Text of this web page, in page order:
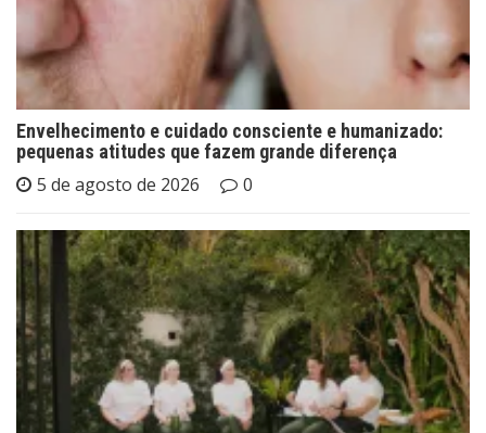
Envelhecimento e cuidado consciente e humanizado:
pequenas atitudes que fazem grande diferença
5 de agosto de 2026 0